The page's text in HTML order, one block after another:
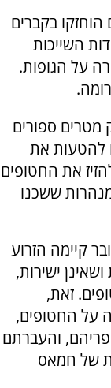
בקברים
השייכות
על הגופות.
מטרים ספורים
להטעות את
את החטופים
ששכנו
אחרי 7 באוקטובר קיימה הזרוע
ישירות,
זאת,
על החטופים,
והעברתם
של חמאס